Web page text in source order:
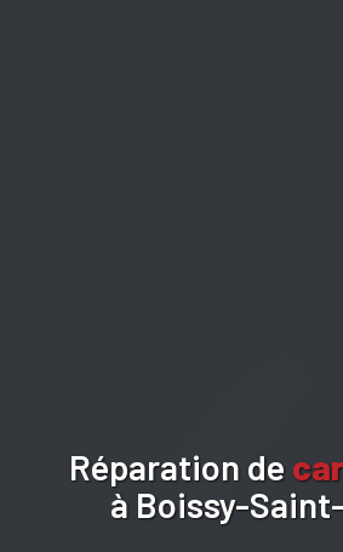
Réparation de
à Boissy-